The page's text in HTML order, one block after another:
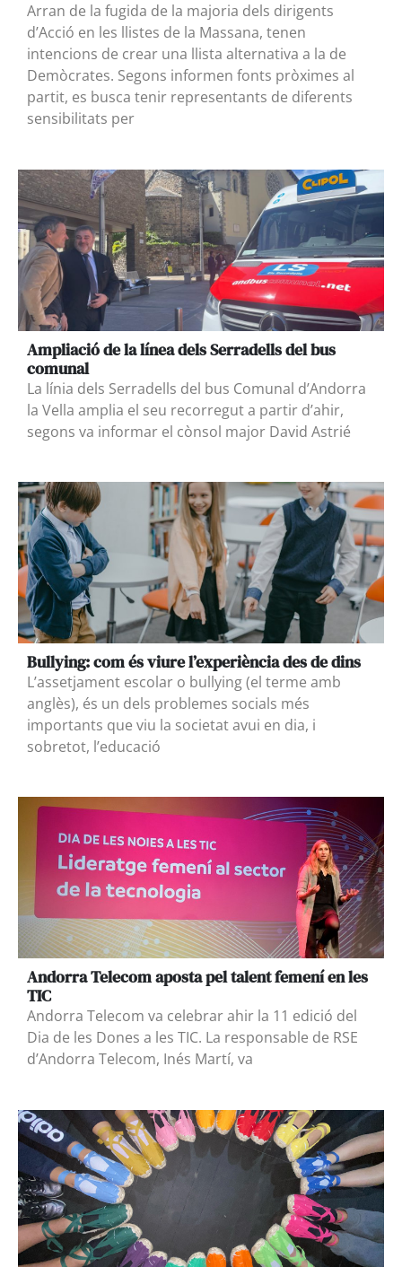
Arran de la fugida de la majoria dels dirigents
d’Acció en les llistes de la Massana, tenen
intencions de crear una llista alternativa a la de
Demòcrates. Segons informen fonts pròximes al
partit, es busca tenir representants de diferents
sensibilitats per
Ampliació de la línea dels Serradells del bus
comunal
La línia dels Serradells del bus Comunal d’Andorra
la Vella amplia el seu recorregut a partir d’ahir,
segons va informar el cònsol major David Astrié
Bullying: com és viure l’experiència des de dins
L’assetjament escolar o bullying (el terme amb
anglès), és un dels problemes socials més
importants que viu la societat avui en dia, i
sobretot, l’educació
Andorra Telecom aposta pel talent femení en les
TIC
Andorra Telecom va celebrar ahir la 11 edició del
Dia de les Dones a les TIC. La responsable de RSE
d’Andorra Telecom, Inés Martí, va